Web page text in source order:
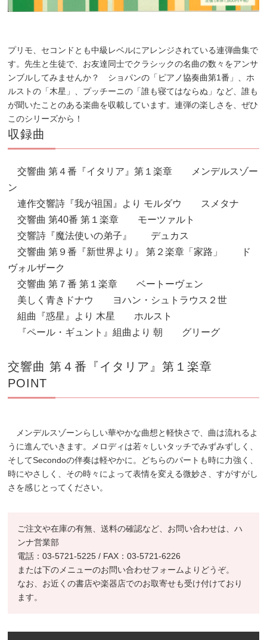
プリモ、セコンドとも中級レベルにアレンジされている連弾曲集で
す。先生と生徒で、お友達同士でクラシックの名曲の数々をアンサ
ンブルしてみませんか？ ショパンの「ピアノ協奏曲第1番」、ホ
ルストの「木星」、プッチーニの「誰も寝てはならぬ」など、誰も
が聞いたことのある楽曲を収載しています。連弾の楽しさを、ぜひ
このシリーズから！
収録曲
交響曲 第４番『イタリア』第１楽章 メンデルスゾー
ン
連作交響詩『我が祖国』より モルダウ スメタナ
交響曲 第40番 第１楽章 モーツァルト
交響詩『魔法使いの弟子』 デュカス
交響曲 第９番『新世界より』 第２楽章「家路」 ド
ヴォルザーク
交響曲 第７番 第１楽章 ベートーヴェン
美しく青きドナウ ヨハン・シュトラウス２世
組曲『惑星』より 木星 ホルスト
『ペール・ギュント』組曲より 朝 グリーグ
交響曲 第４番『イタリア』第１楽章
POINT
メンデルスゾーンらしい華やかな曲想と軽快さで、曲は流れるよ
うに進んでいきます。メロディは若々しいタッチでみずみずしく、
そしてSecondoの伴奏は軽やかに。どちらのパートも時に力強く、
時にやさしく、その時々によって表情を変える微妙さ、すがすがし
さを感じとってください。
ご注文や在庫の有無、送料の確認など、お問い合わせは、ハ
ンナ営業部
電話：03-5721-5225 / FAX：03-5721-6226
または下のメニューのお問い合わせフォームよりどうぞ。
なお、お近くの書店や楽器店でのお取寄せも受け付けており
ます。